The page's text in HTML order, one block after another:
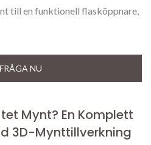
till en funktionell flasköppnare,
FRÅGA NU
Mynt? En Komplett
3D-Mynttillverkning